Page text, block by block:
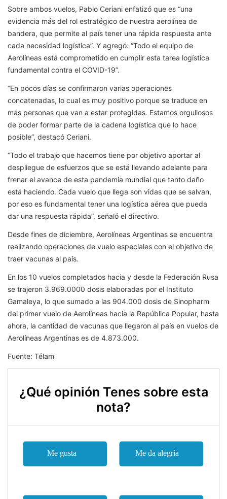
Sobre ambos vuelos, Pablo Ceriani enfatizó que es “una
evidencia más del rol estratégico de nuestra aerolínea de
bandera, que permite al país tener una rápida respuesta ante
cada necesidad logística”. Y agregó: “Todo el equipo de
Aerolíneas está comprometido en cumplir esta tarea logística
fundamental contra el COVID-19”.
“En pocos días se confirmaron varias operaciones
concatenadas, lo cual es muy positivo porque se traduce en
más personas que van a estar protegidas. Estamos orgullosos
de poder formar parte de la cadena logística que lo hace
posible”, destacó Ceriani.
“Todo el trabajo que hacemos tiene por objetivo aportar al
despliegue de esfuerzos que se está llevando adelante para
frenar el avance de esta pandemia mundial que tanto daño
está haciendo. Cada vuelo que llega son vidas que se salvan,
por eso es fundamental tener una logística aérea que pueda
dar una respuesta rápida”, señaló el directivo.
Desde fines de diciembre, Aerolíneas Argentinas se encuentra
realizando operaciones de vuelo especiales con el objetivo de
traer vacunas al país.
En los 10 vuelos completados hacia y desde la Federación Rusa
se trajeron 3.969.0000 dosis elaboradas por el Instituto
Gamaleya, lo que sumado a las 904.000 dosis de Sinopharm
del primer vuelo de Aerolíneas hacia la República Popular, hasta
ahora, la cantidad de vacunas que llegaron al país en vuelos de
Aerolíneas Argentinas es de 4.873.000.
Fuente: Télam
¿Qué opinión Tenes sobre esta
nota?